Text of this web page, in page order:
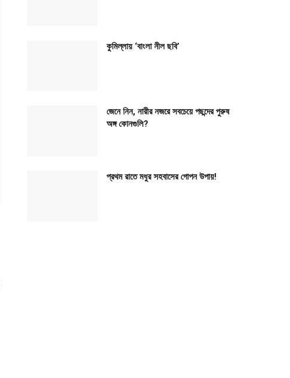
কুমিল্লায় ‘বাংলা নীল ছবি’
জেনে নিন, নারীর নজরে সবচেয়ে পছন্দের পুরুষ
অঙ্গ কোনগুলি?
প্রথম রাতে মধুর সহবাসের গোপন উপায়!